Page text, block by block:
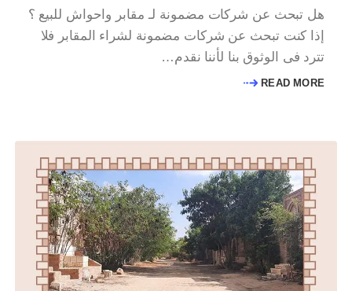
هل تبحث عن شركات مضمونة لـ مقابر واحواش للبيع ؟
إذا كنت تبحث عن شركات مضمونة لشراء المقابر فلا
تترد فى الوثوق بنا لأننا نقدم…
READ MORE